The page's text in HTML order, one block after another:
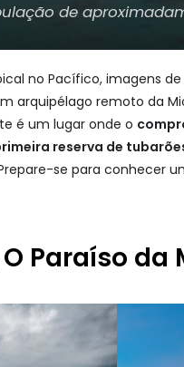
de
no Pacífico, imagens
arquipélago remoto da
é um lugar onde o
reserva de
se para conhecer
Paraíso da